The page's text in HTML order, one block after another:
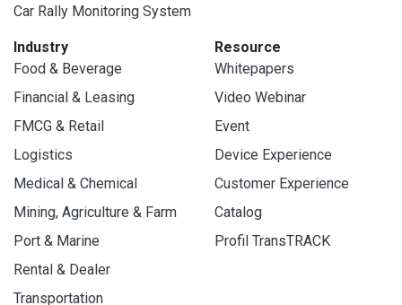
Car Rally Monitoring System
Industry
Food & Beverage
Financial & Leasing
FMCG & Retail
Logistics
Medical & Chemical
Mining, Agriculture & Farm
Port & Marine
Rental & Dealer
Transportation
Resource
Whitepapers
Video Webinar
Event
Device Experience
Customer Experience
Catalog
Profil TransTRACK